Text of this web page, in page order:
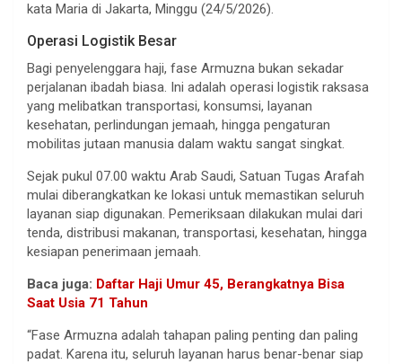
kata Maria di Jakarta, Minggu (24/5/2026).
Operasi Logistik Besar
Bagi penyelenggara haji, fase Armuzna bukan sekadar
perjalanan ibadah biasa. Ini adalah operasi logistik raksasa
yang melibatkan transportasi, konsumsi, layanan
kesehatan, perlindungan jemaah, hingga pengaturan
mobilitas jutaan manusia dalam waktu sangat singkat.
Sejak pukul 07.00 waktu Arab Saudi, Satuan Tugas Arafah
mulai diberangkatkan ke lokasi untuk memastikan seluruh
layanan siap digunakan. Pemeriksaan dilakukan mulai dari
tenda, distribusi makanan, transportasi, kesehatan, hingga
kesiapan penerimaan jemaah.
Baca juga: Daftar Haji Umur 45, Berangkatnya Bisa
Saat Usia 71 Tahun
“Fase Armuzna adalah tahapan paling penting dan paling
padat. Karena itu, seluruh layanan harus benar-benar siap